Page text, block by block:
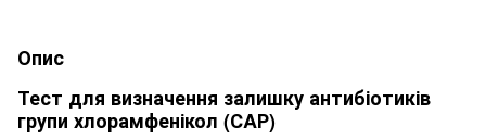
Опис
Тест для визначення залишку антибіотиків
групи хлорамфенікол (СAР)